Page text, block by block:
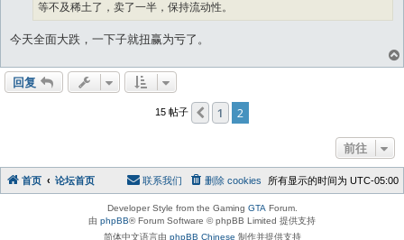
等不及稀土了，卖了一半，保持流动性。
今天全面大跌，一下子就扭赢为亏了。
回复
15 帖子 上一页
1 2
前往
首页 论坛首页 所有显示的时间为 UTC-05:00
删除 cookies
联系我们
Developer Style from the Gaming GTAForum.
由 phpBB® Forum Software © phpBB Limited 提供支持
简体中文语言由 phpBB Chinese 制作并提供支持